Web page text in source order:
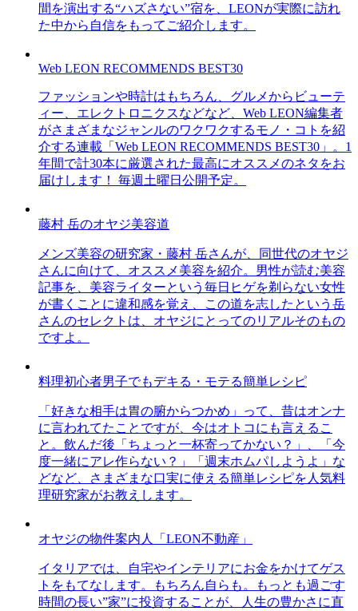
間を演出する“ハズさない”宿を、LEONが実際に訪れ
た中から自信をもってご紹介します。
Web LEON RECOMMENDS BEST30
ファッションや時計はもちろん、グルメからビューテ
ィー、エレクトロニクスなどなど、Web LEON編集者
がさまざまなジャンルのワクワクするモノ・コトを紹
介する連載「Web LEON RECOMMENDS BEST30」。1
年間で計30本に厳選された最高にオススメのネタをお
届けします！ 毎週土曜日公開予定。
藤村 岳のオヤジ美容道
メンズ美容の研究家・藤村 岳さんが、同世代のオヤジ
さんに向けて、オススメ美容を紹介。男性が読む美容
記事を、美容ライターという毎日ヒゲを剃らない女性
が書くことに違和感を覚え、この道を志したという岳
さんのセレクトは、オヤジにとってのリアルそのもの
ですよ。
料理初心者男子でもデキる・モテる簡単レシピ
「好きな相手は胃の腑からつかめ」って、昔はオンナ
に言われてたことですが、今はオトコにも言えるこ
と。飲んだ後「ちょっと一杯寄ってかない？」、「今
度一緒にアレ作らない？」「週末ホムパしようよ」な
どなど、さまざまな口実に使える簡単レシピを人気料
理研究家がお教えします。
オヤジの物件案内人「LEON不動産」
イタリアでは、自宅やインテリアにお金をかけてゲス
トをもてなします。もちろん自らも。もっとも過ごす
時間の長い”家”に投資することが、人生の豊かさに直